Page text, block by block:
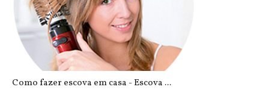
Como fazer escova em casa - Escova ...